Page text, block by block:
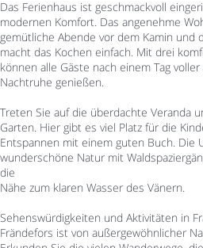
Das Ferienhaus ist geschmackvoll
modernen Komfort. Das angenehme
gemütliche Abende vor dem Kamin und
macht das Kochen einfach. Mit drei
können alle Gäste nach einem Tag
Nachtruhe genießen.
Treten Sie auf die überdachte Veranda
Garten. Hier gibt es viel Platz für die
Entspannen mit einem guten Buch. Die
wunderschöne Natur mit
die
Nähe zum klaren Wasser des Vänern.
Sehenswürdigkeiten und Aktivitäten in
Frändefors ist von außergewöhnlicher